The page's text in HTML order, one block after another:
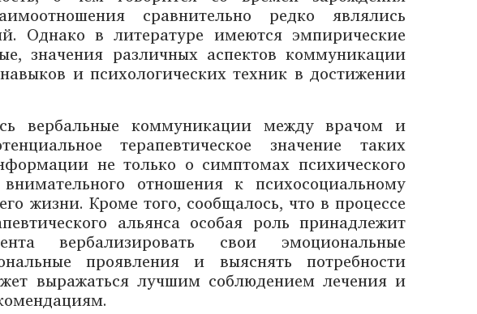
сравнительно редко являлись
Однако в литературе имеются эмпирические
значения различных аспектов коммуникации
и психологических техник в достижении
вербальные коммуникации между врачом и
терапевтическое значение таких
не только о симптомах психического
отношения к психосоциальному
жизни. Кроме того, сообщалось, что в процессе
альянса особая роль принадлежит
вербализировать свои эмоциональные
проявления и выяснять потребности
выражаться лучшим соблюдением лечения и